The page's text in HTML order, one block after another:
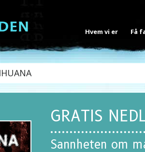
Hvem vi er Få
GRATIS
Sannheten om